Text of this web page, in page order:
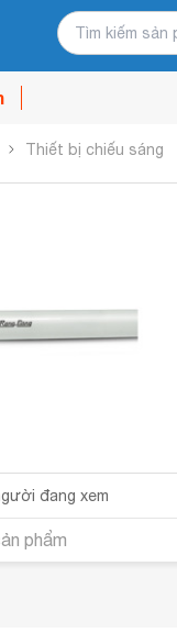
Thiết bị chiếu sáng
đang xem
phẩm